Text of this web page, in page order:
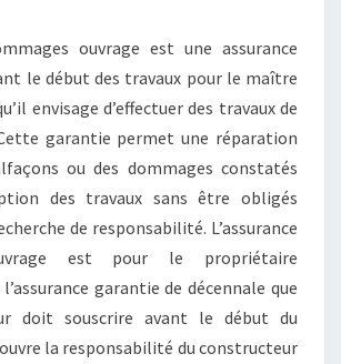
ouvrage est une assurance
le début des travaux pour le maître
envisage d’effectuer des travaux de
garantie permet une réparation
ou des dommages constatés
des travaux sans être obligés
de responsabilité. L’assurance
est pour le propriétaire
garantie de décennale que
doit souscrire avant le début du
la responsabilité du constructeur